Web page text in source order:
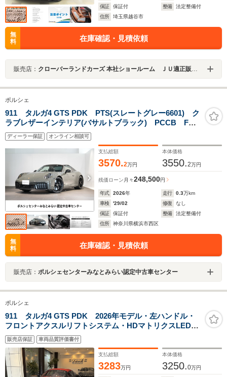
保証
保証付 整備
法定整備付
住所
埼玉県越谷市
無
料
在庫確認・見積依頼
販売店： クローバーランドカーズ 本社ショールーム ＪＵ適正販売店
ポルシェ
911 タルガ4 GTS PDK PTS(スレートグレー6601) ク
ラブレザーインテリア(バサルトブラック) PCCB Fリ
フト HDマトリックスLED ベンチレーション 18way
シート BOSE マットカーボンインテリアパッケージ
プライバシーガラス
ディーラー保証 オンライン相談可
支払総額
3570.2万円
本体価格
3550.2万円
残価ローン 月々248,500円
年式 2026年 走行 0.3万km
車検
'29/02 修復
なし
保証
保証付 整備
法定整備付
住所
神奈川県横浜市西区
無
料
在庫確認・見積依頼
販売店： ポルシェセンターみなとみらい認定中古車センター
ポルシェ
911 タルガ4 GTS PDK 2026年モデル・左ハンドル・
フロントアクスルリフトシステム・HDマトリクスLEDヘ
ッドライトティンテッド・シートベンチレーション
販売店保証 車両品質評価書付
支払総額
3283万円
本体価格
3250.0万円